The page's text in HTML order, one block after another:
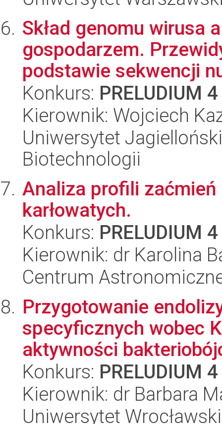
Skład genomu wirusa
gospodarzem.
podstawie sekwencji
Konkurs: PRELUDIUM 4
Kierownik: Wojciech
Uniwersytet
Biotechnologii
Analiza profili
karłowatych.
Konkurs: PRELUDIUM 4
Kierownik: dr Karolina
Centrum
Przygotowanie
specyficznych wobec
aktywności
Konkurs: PRELUDIUM 4
Kierownik: dr Barbara
Uniwersytet